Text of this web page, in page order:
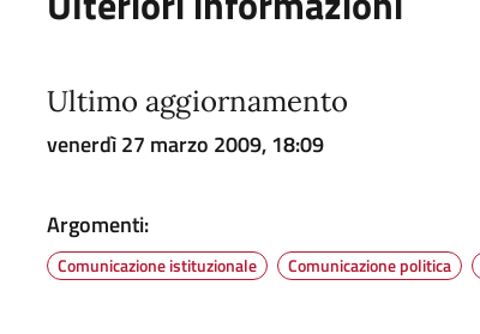
Ultimo aggiornamento
venerdì 27 marzo 2009, 18:09
Argomenti:
Comunicazione istituzionale Comunicazione politica